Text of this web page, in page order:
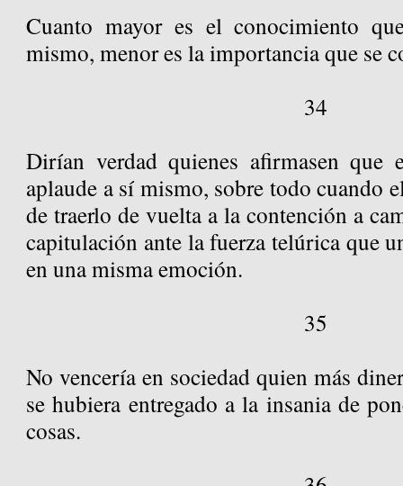
Cuanto mayor es el conocimiento
mismo, menor es la importancia que se
34
Dirían verdad quienes afirmasen que
aplaude a sí mismo, sobre todo cuando
de traerlo de vuelta a la contención a
capitulación ante la fuerza telúrica que
en una misma emoción.
35
No vencería en sociedad quien más
se hubiera entregado a la insania de
cosas.